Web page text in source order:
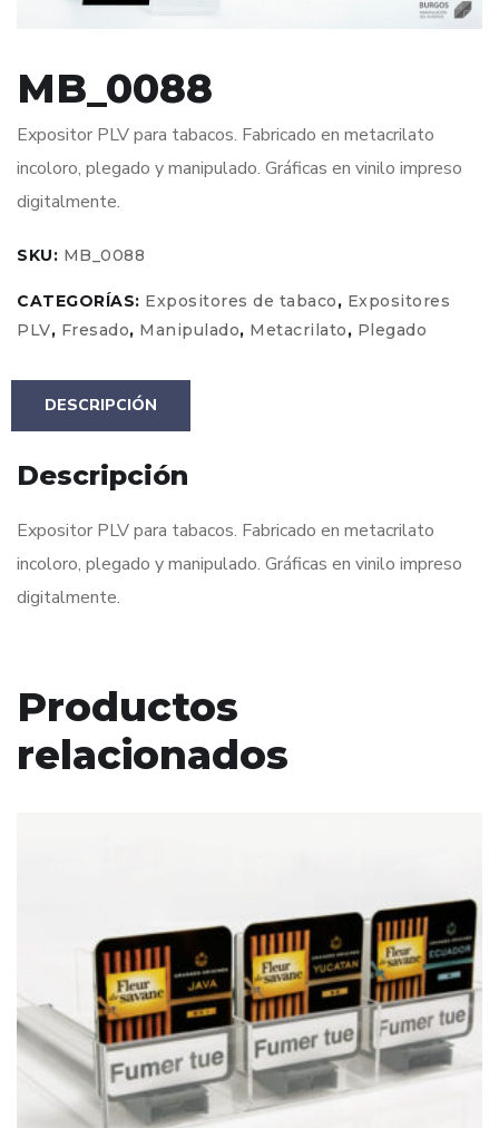
MB_0088
Expositor PLV para tabacos. Fabricado en metacrilato
incoloro, plegado y manipulado. Gráficas en vinilo impreso
digitalmente.
SKU: MB_0088
CATEGORÍAS: Expositores de tabaco, Expositores
PLV, Fresado, Manipulado, Metacrilato, Plegado
DESCRIPCIÓN
Descripción
Expositor PLV para tabacos. Fabricado en metacrilato
incoloro, plegado y manipulado. Gráficas en vinilo impreso
digitalmente.
Productos
relacionados